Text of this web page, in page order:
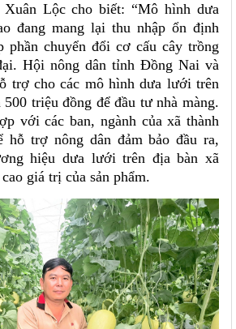
Lộc cho biết: “Mô hình dưa
đang mang lại thu nhập ổn định
phần chuyển đổi cơ cấu cây trồng
Hội nông dân tỉnh Đồng Nai và
trợ cho các mô hình dưa lưới trên
triệu đồng để đầu tư nhà màng.
với các ban, ngành của xã thành
hỗ trợ nông dân đảm bảo đầu ra,
hiệu dưa lưới trên địa bàn xã
giá trị của sản phẩm.